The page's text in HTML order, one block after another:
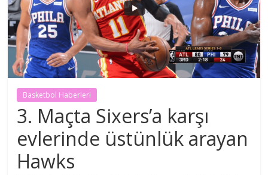
Basketbol Haberleri
3. Maçta Sixers’a karşı
evlerinde üstünlük arayan
Hawks